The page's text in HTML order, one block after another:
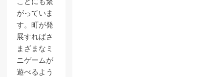
がっていま
す。町が発
展すればさ
まざまなミ
ニゲームが
遊べるよう